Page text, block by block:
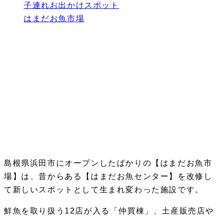
子連れお出かけスポット
はまだお魚市場
島根県浜田市にオープンしたばかりの【はまだお魚市
場】は、昔からある【はまだお魚センター】を改修し
て新しいスポットとして生まれ変わった施設です。
鮮魚を取り扱う12店が入る「仲買棟」、土産販売店や